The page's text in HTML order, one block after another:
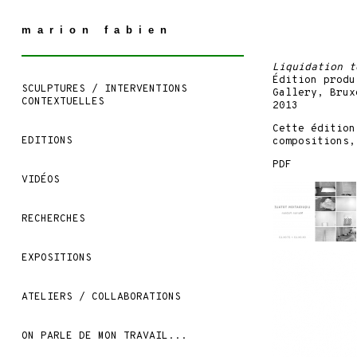
marion fabien
SCULPTURES / INTERVENTIONS
CONTEXTUELLES
EDITIONS
VIDÉOS
RECHERCHES
EXPOSITIONS
ATELIERS / COLLABORATIONS
ON PARLE DE MON TRAVAIL...
Liquidation
Édition
Gallery ,
2013
Cette édition
PDF